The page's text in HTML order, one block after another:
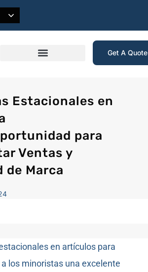
Get A
Estacionales en
para
Ventas y
de Marca
en artículos para
los minoristas una excelente